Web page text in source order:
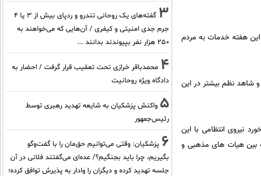
این هفته خدمات به مردم
و شاهد نظم بیشتر در این
نیروی انتظامی با این
بین هیات های مذهبی و
3
گفته‌های یک روحانی تندرو و ردپای بیش از ۳ یا ۴
جرم جدی امنیتی و کیفری / آن‌هایی که می‌خواهند به
۲۵۰ هزار نفر بپیوندند بدانند ...
4 محمدباقر خرازی تحت تعقیب قرار گرفت / احضار به
دادگاه ویژه روحانیت
5 واکنش پزشکیان به شایعه تهدید رهبری توسط
رئیس‌جمهور
6 پزشکیان: وقتی می‌توانیم حق‌مان را با گفت‌وگو
بگیریم، چرا باید بجنگیم؟/ عده‌ای می‌گفتند فلانی در آن
جلسه تهدید کرده و دیگران را وادار به پذیرش توافق کرده؛